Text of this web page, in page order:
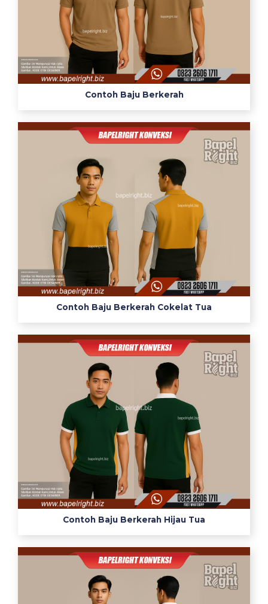
Contoh Baju Berkerah
Contoh Baju Berkerah Cokelat Tua
Contoh Baju Berkerah Hijau Tua